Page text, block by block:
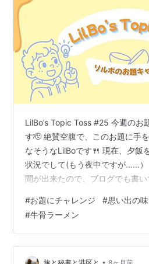
LilBo’s Topic Toss #25 今週のお
す🫡 絶賛空腹で、このお題に手
なそうなLilBoです🍴 現在、夕飯
状況でして(もう夜中ですが……
間が出来たので、ブログでも書
には未だに忘れられず、 いつか
ているものがあります。 牛骨ラ
ことは少しわかりますとも。 ス
て言いにくい微妙なライン😬 ……
#お題にチャレンジ #思い出の味
#牛骨ラーメン
•